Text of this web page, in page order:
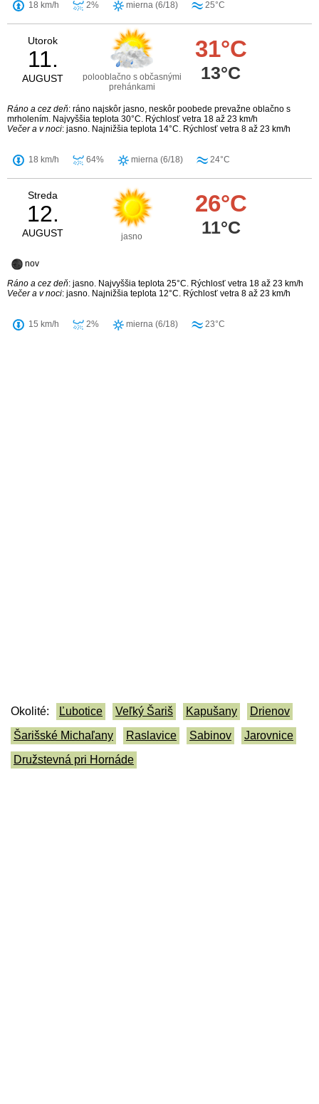
18 km/h 2% mierna (6/18) 25°C
Utorok
11.
AUGUST
polooblačno s občasnými
prehánkami
31°C
13°C
Ráno a cez deň: ráno najskôr jasno, neskôr poobede prevažne oblačno s
mrholením. Najvyššia teplota 30°C. Rýchlosť vetra 18 až 23 km/h
Večer a v noci: jasno. Najnižšia teplota 14°C. Rýchlosť vetra 8 až 23 km/h
18 km/h 64% mierna (6/18) 24°C
Streda
12.
AUGUST jasno
26°C
11°C
nov
Ráno a cez deň: jasno. Najvyššia teplota 25°C. Rýchlosť vetra 18 až 23 km/h
Večer a v noci: jasno. Najnižšia teplota 12°C. Rýchlosť vetra 8 až 23 km/h
15 km/h 2% mierna (6/18) 23°C
Okolité: Ľubotice Veľký Šariš Kapušany
Drienov
Šarišské Michaľany
Raslavice Sabinov
Jarovnice
Družstevná pri Hornáde